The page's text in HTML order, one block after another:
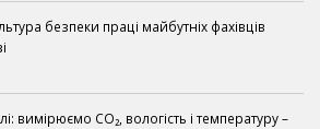
безпеки праці майбутніх фахівців
вимірюємо CO₂, вологість і температуру –